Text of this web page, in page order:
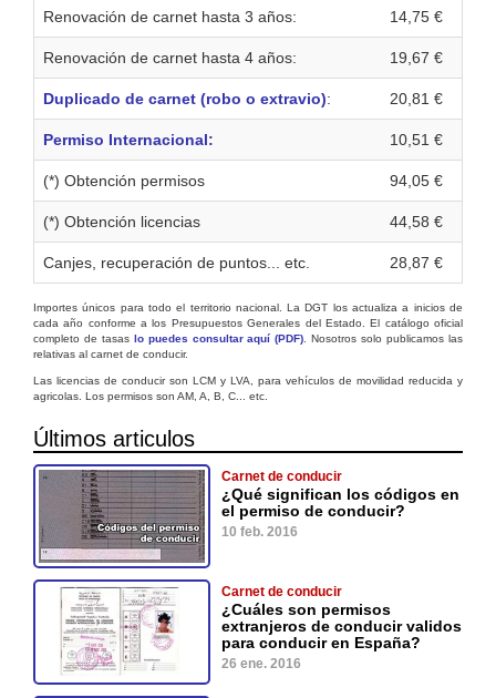
Renovación de carnet hasta 3 años: 14,75 €
Renovación de carnet hasta 4 años: 19,67 €
Duplicado de carnet (robo o extravio): 20,81 €
Permiso Internacional: 10,51 €
(*) Obtención permisos 94,05 €
(*) Obtención licencias 44,58 €
Canjes, recuperación de puntos... etc. 28,87 €
Importes únicos para todo el territorio nacional. La DGT los actualiza a inicios de
cada año conforme a los Presupuestos Generales del Estado. El catálogo oficial
completo de tasas lo puedes consultar aquí (PDF) . Nosotros solo publicamos las
relativas al carnet de conducir.
Las licencias de conducir son LCM y LVA, para vehículos de movilidad reducida y
agricolas. Los permisos son AM, A, B, C... etc.
Últimos articulos
Carnet de conducir
¿Qué significan los códigos en
el permiso de conducir?
10 feb. 2016
Carnet de conducir
¿Cuáles son permisos
extranjeros de conducir validos
para conducir en España?
26 ene. 2016